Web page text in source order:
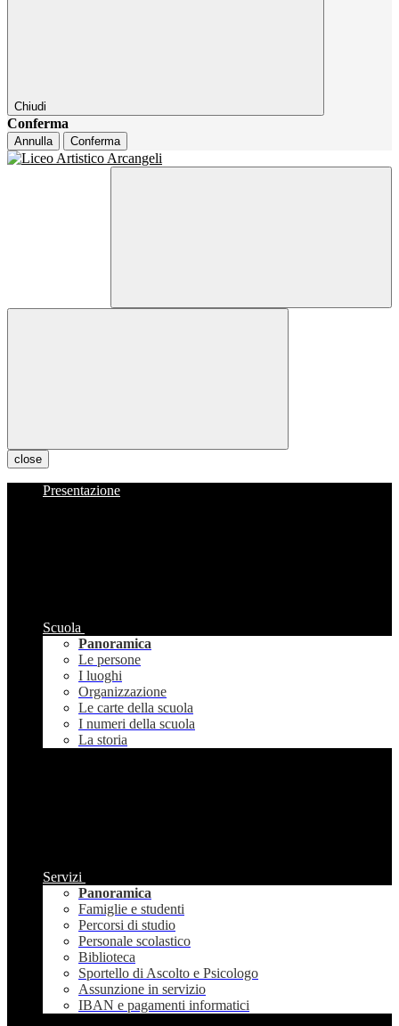
Chiudi
Conferma
Annulla Conferma
close
Presentazione
Scuola
Panoramica
Le persone
I luoghi
Organizzazione
Le carte della scuola
I numeri della scuola
La storia
Servizi
Panoramica
Famiglie e studenti
Percorsi di studio
Personale scolastico
Biblioteca
Sportello di Ascolto e Psicologo
Assunzione in servizio
IBAN e pagamenti informatici